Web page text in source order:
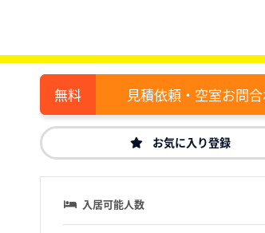
見積依頼・空室お問
お気に入り登録
入居可能人数